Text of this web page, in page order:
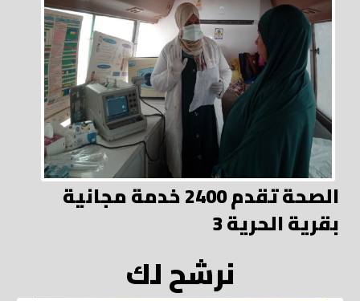
الصحة تقدم 2400 خدمة مجانية
بقرية الحرية 3
نرشح لك